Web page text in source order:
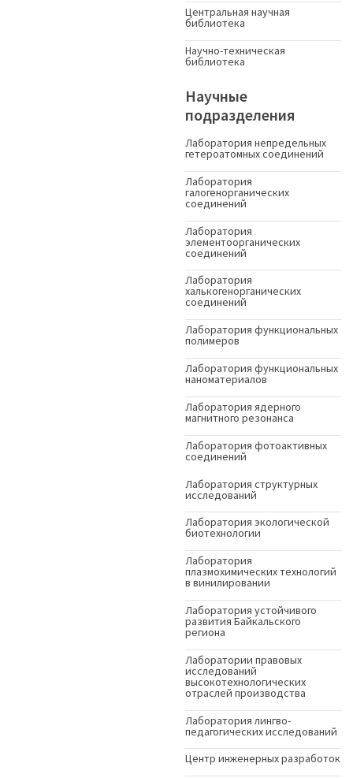
Центральная научная
библиотека
Научно-техническая
библиотека
Научные
подразделения
Лаборатория непредельных
гетероатомных соединений
Лаборатория
галогенорганических
соединений
Лаборатория
элементоорганических
соединений
Лаборатория
халькогенорганических
соединений
Лаборатория функциональных
полимеров
Лаборатория функциональных
наноматериалов
Лаборатория ядерного
магнитного резонанса
Лаборатория фотоактивных
соединений
Лаборатория структурных
исследований
Лаборатория экологической
биотехнологии
Лаборатория
плазмохимических технологий
в винилировании
Лаборатория устойчивого
развития Байкальского
региона
Лаборатории правовых
исследований
высокотехнологических
отраслей производства
Лаборатория лингво-
педагогических исследований
Центр инженерных разработок